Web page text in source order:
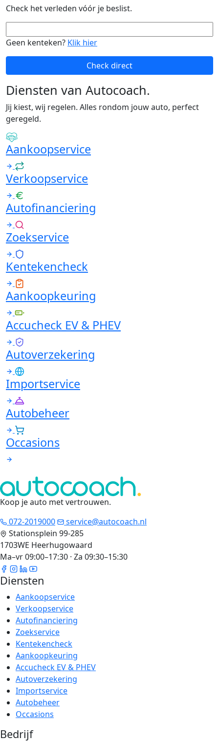
Check het verleden vóór je beslist.
Geen kenteken? Klik hier
Check direct
Diensten van Autocoach.
Jij kiest, wij regelen. Alles rondom jouw auto, perfect
geregeld.
Aankoopservice
Verkoopservice
Autofinanciering
Zoekservice
Kentekencheck
Aankoopkeuring
Accucheck EV & PHEV
Autoverzekering
Importservice
Autobeheer
Occasions
Koop je auto met vertrouwen.
072-2019000
service@autocoach.nl
Stationsplein 99-285
1703WE Heerhugowaard
Ma–vr 09:00–17:30 · Za 09:30–15:30
Diensten
Aankoopservice
Verkoopservice
Autofinanciering
Zoekservice
Kentekencheck
Aankoopkeuring
Accucheck EV & PHEV
Autoverzekering
Importservice
Autobeheer
Occasions
Bedrijf